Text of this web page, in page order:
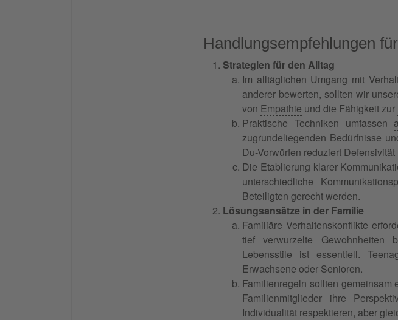
Handlungsempfehlungen
Strategien für den Alltag
Im alltäglichen Umgang mit
anderer bewerten, sollten wir
von Empathie und die Fähigkeit zur
Praktische Techniken umfassen
zugrundeliegenden Bedürfnisse
Du-Vorwürfen reduziert
Die Etablierung klarer
unterschiedliche
Beteiligten gerecht werden.
Lösungsansätze in der Familie
Familiäre Verhaltenskonflikte
tief verwurzelte Gewohnheiten
Lebensstile ist essentiell.
Erwachsene oder Senioren.
Familienregeln sollten
Familienmitglieder ihre
Individualität respektieren, aber